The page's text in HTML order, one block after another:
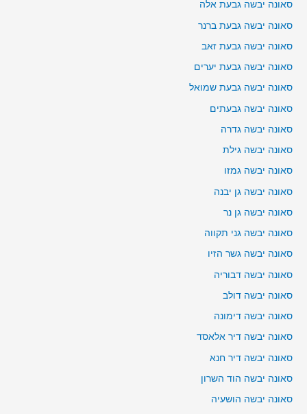
סאונה יבשה גבעת אלה
סאונה יבשה גבעת ברנר
סאונה יבשה גבעת זאב
סאונה יבשה גבעת יערים
סאונה יבשה גבעת שמואל
סאונה יבשה גבעתים
סאונה יבשה גדרה
סאונה יבשה גילת
סאונה יבשה גמזו
סאונה יבשה גן יבנה
סאונה יבשה גן נר
סאונה יבשה גני תקווה
סאונה יבשה גשר הזיו
סאונה יבשה דבוריה
סאונה יבשה דולב
סאונה יבשה דימונה
סאונה יבשה דיר אלאסד
סאונה יבשה דיר חנא
סאונה יבשה הוד השרון
סאונה יבשה הושעיה